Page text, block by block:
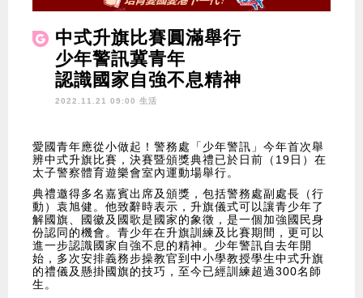
中式升旗比賽圓滿舉行
少年警訊冀青年
認識國家自強不息精神
2022.11.21 09:00 生活
愛國青年應從小做起！警務處「少年警訊」今年首次舉
辨中式升旗比賽，決賽暨頒獎典禮已於日前（19日）在
太子警察體育遊樂會室內運動場舉行。
典禮邀得多名嘉賓出席及頒獎，包括警務處副處長（行
動）袁旭健。他致辭時表示，升旗儀式可以讓青少年了
解國旗、國徽及國歌是國家的象徵，是一個加強國民身
份認同的機會。青少年在升旗訓練及比賽期間，更可以
進一步認識國家自強不息的精神。少年警訊自去年開
始，多次安排義務步操教官到中小學教授學生中式升旗
的禮儀及懸掛國旗的技巧，至今已經訓練超過300名師
生。